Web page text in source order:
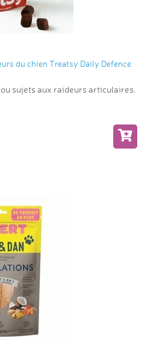
du chien Treatsy Daily Defence
sujets aux raideurs articulaires.